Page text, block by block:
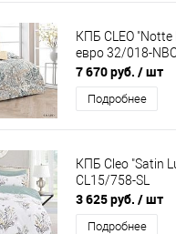
КПБ CLEO
евро 32/018-
7 670 руб. / шт
Подробнее
КПБ Cleo "Satin
CL15/758-SL
3 625 руб. / шт
Подробнее